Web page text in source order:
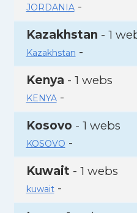
JORDANIA-
Kazakhstan - 1
Kazakhstan -
Kenya - 1 webs
KENYA-
Kosovo - 1 webs
KOSOVO -
Kuwait - 1 webs
kuwait-